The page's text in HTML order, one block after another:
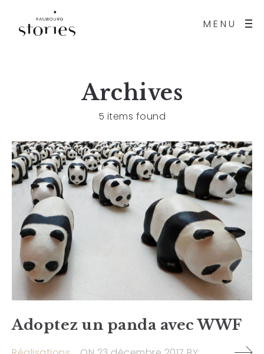
MENU
Archives
5 items found
Adoptez un panda avec WWF